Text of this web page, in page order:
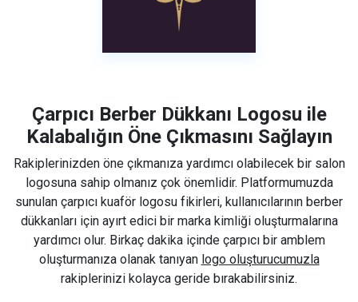
Çarpıcı Berber Dükkanı Logosu ile
Kalabalığın Öne Çıkmasını Sağlayın
Rakiplerinizden öne çıkmanıza yardımcı olabilecek bir salon
logosuna sahip olmanız çok önemlidir. Platformumuzda
sunulan çarpıcı kuaför logosu fikirleri, kullanıcılarının berber
dükkanları için ayırt edici bir marka kimliği oluşturmalarına
yardımcı olur. Birkaç dakika içinde çarpıcı bir amblem
oluşturmanıza olanak tanıyan logo oluşturucumuzla
rakiplerinizi kolayca geride bırakabilirsiniz.